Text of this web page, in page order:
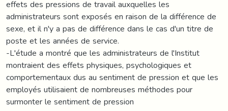
effets des pressions de travail auxquelles les
administrateurs sont exposés en raison de la différence de
sexe, et il n'y a pas de différence dans le cas d'un titre de
poste et les années de service.
-L'étude a montré que les administrateurs de l'Institut
montraient des effets physiques, psychologiques et
comportementaux dus au sentiment de pression et que les
employés utilisaient de nombreuses méthodes pour
surmonter le sentiment de pression